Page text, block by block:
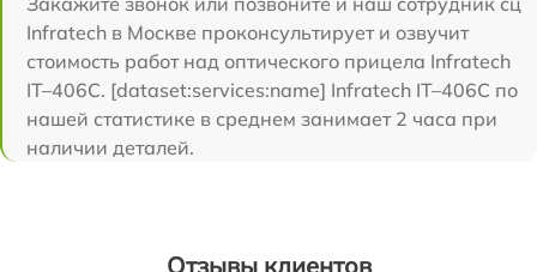
Infratech в Москве проконсультирует и озвучит
стоимость работ над оптического прицела Infratech
IT–406С. [dataset:services:name] Infratech IT–406С по
нашей статистике в среднем занимает 2 часа при
наличии деталей.
Отзывы клиентов